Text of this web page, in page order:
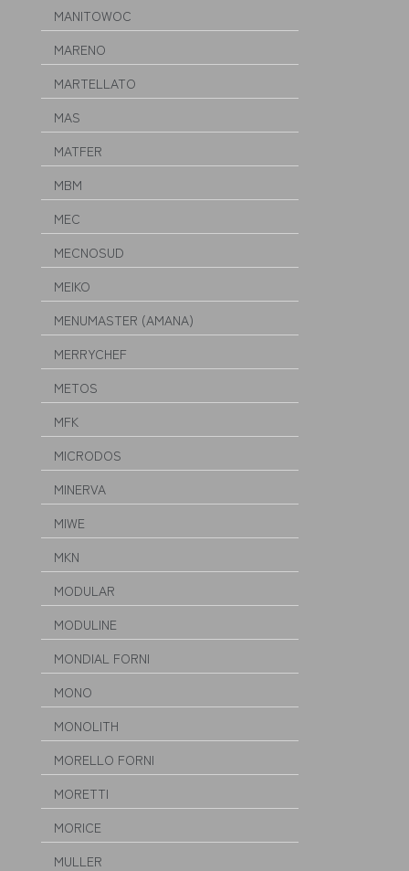
MANITOWOC
MARENO
MARTELLATO
MAS
MATFER
MBM
MEC
MECNOSUD
MEIKO
MENUMASTER (AMANA)
MERRYCHEF
METOS
MFK
MICRODOS
MINERVA
MIWE
MKN
MODULAR
MODULINE
MONDIAL FORNI
MONO
MONOLITH
MORELLO FORNI
MORETTI
MORICE
MULLER